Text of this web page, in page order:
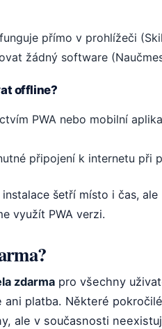
přímo v prohlížeči
žádný software
offline?
PWA nebo mobilní
připojení k internetu při
instalace šetří místo i čas,
využít PWA verzi.
zdarma pro všechny
ani platba. Některé
ale v současnosti